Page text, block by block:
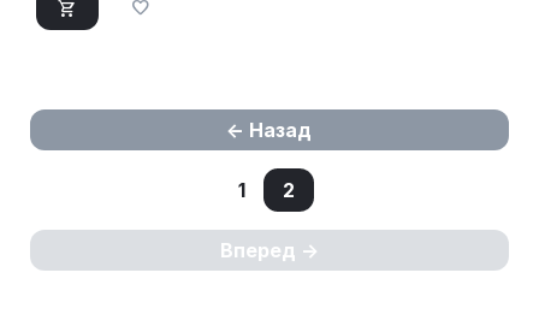
Назад
1 2
Вперед